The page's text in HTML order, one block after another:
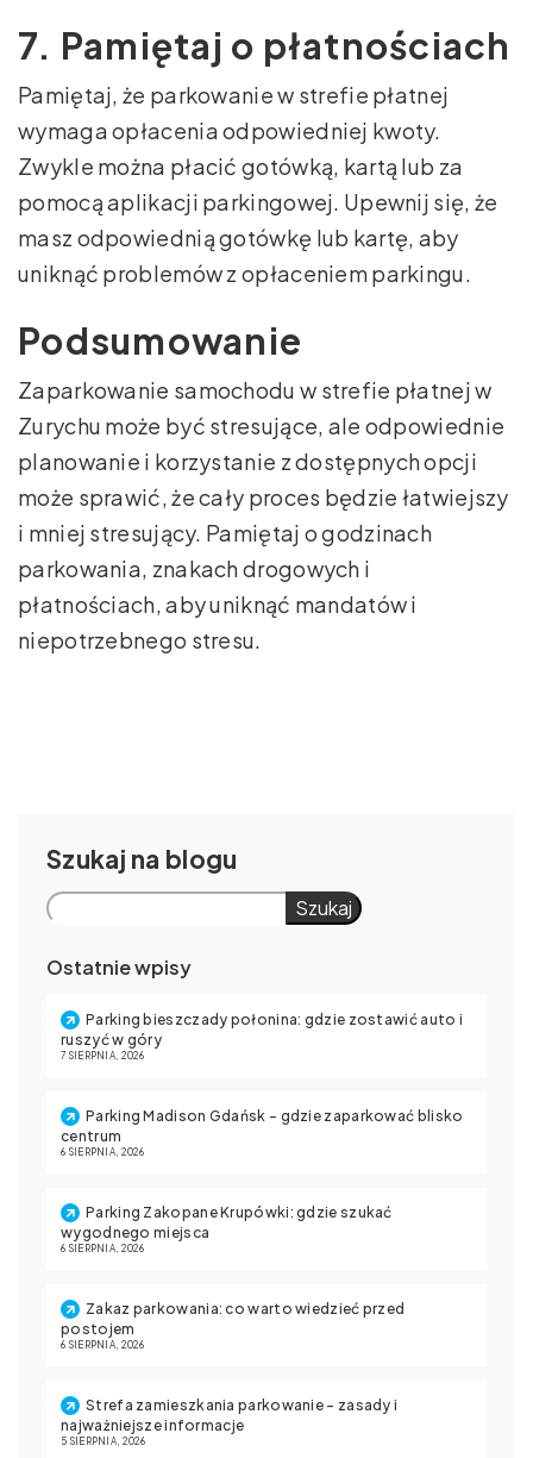
7. Pamiętaj o płatnościach
Pamiętaj, że parkowanie w strefie płatnej
wymaga opłacenia odpowiedniej kwoty.
Zwykle można płacić gotówką, kartą lub za
pomocą aplikacji parkingowej. Upewnij się, że
masz odpowiednią gotówkę lub kartę, aby
uniknąć problemów z opłaceniem parkingu.
Podsumowanie
Zaparkowanie samochodu w strefie płatnej w
Zurychu może być stresujące, ale odpowiednie
planowanie i korzystanie z dostępnych opcji
może sprawić, że cały proces będzie łatwiejszy
i mniej stresujący. Pamiętaj o godzinach
parkowania, znakach drogowych i
płatnościach, aby uniknąć mandatów i
niepotrzebnego stresu.
Szukaj
Szukaj
Ostatnie wpisy
Parking bieszczady połonina: gdzie zostawić auto i
ruszyć w góry
7 SIERPNIA, 2026
Parking Madison Gdańsk – gdzie zaparkować blisko
centrum
6 SIERPNIA, 2026
Parking Zakopane Krupówki: gdzie szukać
wygodnego miejsca
6 SIERPNIA, 2026
Zakaz parkowania: co warto wiedzieć przed
postojem
6 SIERPNIA, 2026
Strefa zamieszkania parkowanie – zasady i
najważniejsze informacje
5 SIERPNIA, 2026